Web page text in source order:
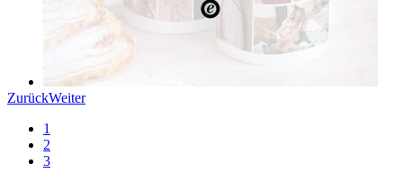
ZurückWeiter
1
2
3